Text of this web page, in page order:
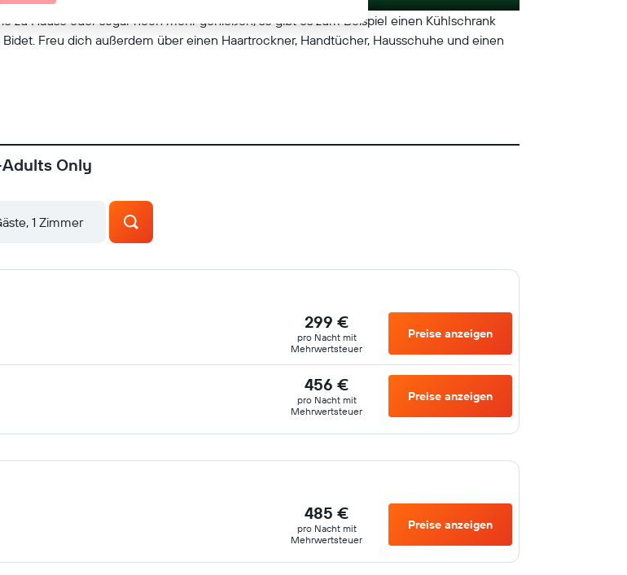
Hause oder sogar noch mehr genießen, so gibt es zum Beispiel einen Kühlschrank
Freu dich außerdem über einen Haartrockner, Handtücher, Hausschuhe und einen
Only
1 Zimmer
299 €
pro Nacht mit
Mehrwertsteuer
Preise anzeigen
456 €
pro Nacht mit
Mehrwertsteuer
Preise anzeigen
485 €
pro Nacht mit
Mehrwertsteuer
Preise anzeigen